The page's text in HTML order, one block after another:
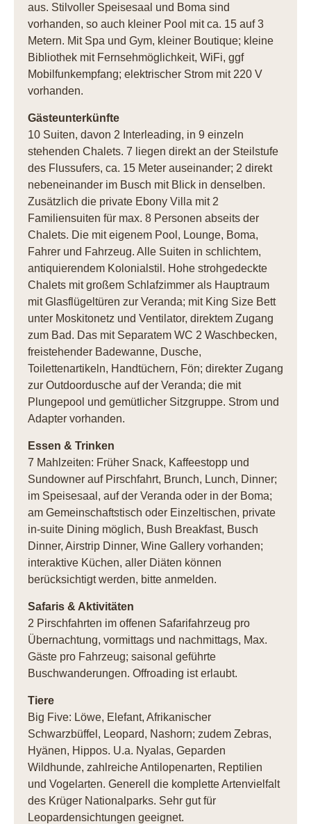
aus. Stilvoller Speisesaal und Boma sind
vorhanden, so auch kleiner Pool mit ca. 15 auf 3
Metern. Mit Spa und Gym, kleiner Boutique; kleine
Bibliothek mit Fernsehmöglichkeit, WiFi, ggf
Mobilfunkempfang; elektrischer Strom mit 220 V
vorhanden.
Gästeunterkünfte
10 Suiten, davon 2 Interleading, in 9 einzeln
stehenden Chalets. 7 liegen direkt an der Steilstufe
des Flussufers, ca. 15 Meter auseinander; 2 direkt
nebeneinander im Busch mit Blick in denselben.
Zusätzlich die private Ebony Villa mit 2
Familiensuiten für max. 8 Personen abseits der
Chalets. Die mit eigenem Pool, Lounge, Boma,
Fahrer und Fahrzeug. Alle Suiten in schlichtem,
antiquierendem Kolonialstil. Hohe strohgedeckte
Chalets mit großem Schlafzimmer als Hauptraum
mit Glasflügeltüren zur Veranda; mit King Size Bett
unter Moskitonetz und Ventilator, direktem Zugang
zum Bad. Das mit Separatem WC 2 Waschbecken,
freistehender Badewanne, Dusche,
Toilettenartikeln, Handtüchern, Fön; direkter Zugang
zur Outdoordusche auf der Veranda; die mit
Plungepool und gemütlicher Sitzgruppe. Strom und
Adapter vorhanden.
Essen & Trinken
7 Mahlzeiten: Früher Snack, Kaffeestopp und
Sundowner auf Pirschfahrt, Brunch, Lunch, Dinner;
im Speisesaal, auf der Veranda oder in der Boma;
am Gemeinschaftstisch oder Einzeltischen, private
in-suite Dining möglich, Bush Breakfast, Busch
Dinner, Airstrip Dinner, Wine Gallery vorhanden;
interaktive Küchen, aller Diäten können
berücksichtigt werden, bitte anmelden.
Safaris & Aktivitäten
2 Pirschfahrten im offenen Safarifahrzeug pro
Übernachtung, vormittags und nachmittags, Max.
Gäste pro Fahrzeug; saisonal geführte
Buschwanderungen. Offroading ist erlaubt.
Tiere
Big Five: Löwe, Elefant, Afrikanischer
Schwarzbüffel, Leopard, Nashorn; zudem Zebras,
Hyänen, Hippos. U.a. Nyalas, Geparden
Wildhunde, zahlreiche Antilopenarten, Reptilien
und Vogelarten. Generell die komplette Artenvielfalt
des Krüger Nationalparks. Sehr gut für
Leopardensichtungen geeignet.